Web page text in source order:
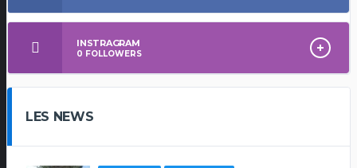
INSTRAGRAM
0 FOLLOWERS
LES NEWS